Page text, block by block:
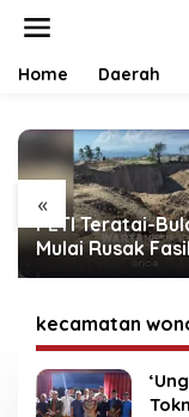
Home Daerah
«
PETI Teratai-
Mulai Rusak
Umum, Polres
Bertindak
kecamatan